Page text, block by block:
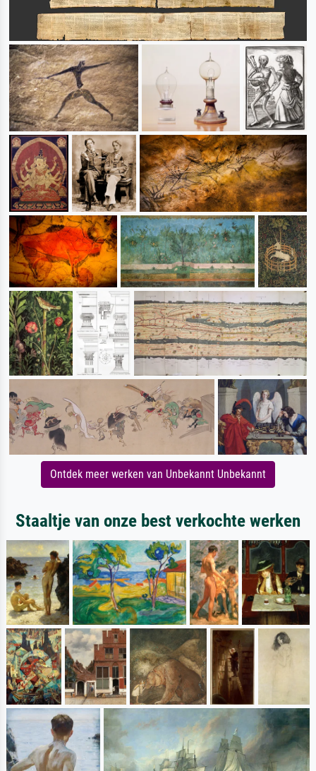
Ontdek meer werken van Unbekannt Unbekannt
Staaltje van onze best verkochte werken